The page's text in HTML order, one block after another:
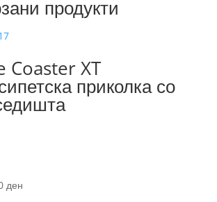
продукти
Coaster XT
приколка со
ден